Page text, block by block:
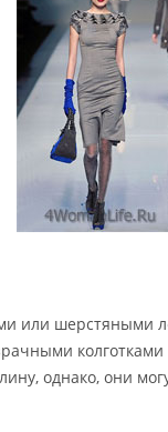
или шерстяными
однако, они